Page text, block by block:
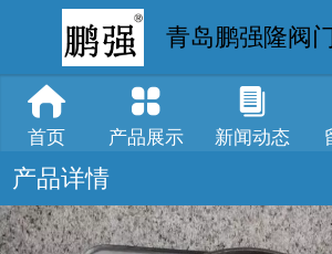
青岛鹏强隆阀
首页 产品展示 新闻动态
产品详情